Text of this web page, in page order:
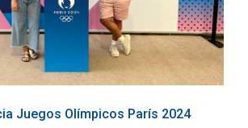
Juegos Olímpicos París 2024